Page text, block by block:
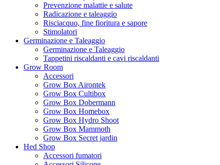
Prevenzione malattie e salute
Radicazione e taleaggio
Risciacquo, fine fioritura e sapore
Stimolatori
Germinazione e Taleaggio
Germinazione e Taleaggio
Tappetini riscaldanti e cavi riscaldanti
Grow Room
Accessori
Grow Box Airontek
Grow Box Cultibox
Grow Box Dobermann
Grow Box Homebox
Grow Box Hydro Shoot
Grow Box Mammoth
Grow Box Secret jardin
Hed Shop
Accessori fumatori